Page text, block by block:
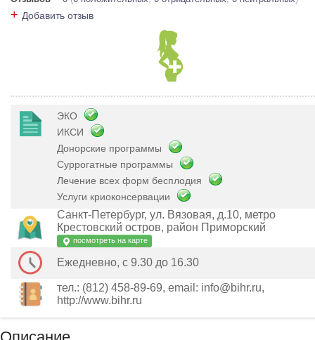
+ Добавить отзыв
ЭКО
ИКСИ
Донорские программы
Суррогатные программы
Лечение всех форм бесплодия
Услуги криоконсервации
Санкт-Петербург, ул. Вязовая, д.10, метро
Крестовский остров, район Приморский
посмотреть на карте
Ежедневно, с 9.30 до 16.30
тел.: (812) 458-89-69, email: info@bihr.ru,
http://www.bihr.ru